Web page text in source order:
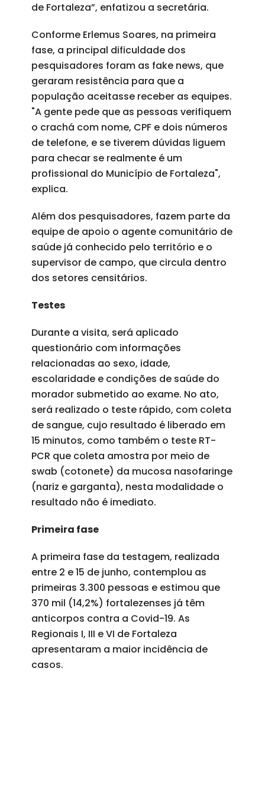
de Fortaleza”, enfatizou a secretária.
Conforme Erlemus Soares, na primeira
fase, a principal dificuldade dos
pesquisadores foram as fake news, que
geraram resistência para que a
população aceitasse receber as equipes.
"A gente pede que as pessoas verifiquem
o crachá com nome, CPF e dois números
de telefone, e se tiverem dúvidas liguem
para checar se realmente é um
profissional do Município de Fortaleza",
explica.
Além dos pesquisadores, fazem parte da
equipe de apoio o agente comunitário de
saúde já conhecido pelo território e o
supervisor de campo, que circula dentro
dos setores censitários.
Testes
Durante a visita, será aplicado
questionário com informações
relacionadas ao sexo, idade,
escolaridade e condições de saúde do
morador submetido ao exame. No ato,
será realizado o teste rápido, com coleta
de sangue, cujo resultado é liberado em
15 minutos, como também o teste RT-
PCR que coleta amostra por meio de
swab (cotonete) da mucosa nasofaringe
(nariz e garganta), nesta modalidade o
resultado não é imediato.
Primeira fase
A primeira fase da testagem, realizada
entre 2 e 15 de junho, contemplou as
primeiras 3.300 pessoas e estimou que
370 mil (14,2%) fortalezenses já têm
anticorpos contra a Covid-19. As
Regionais I, III e VI de Fortaleza
apresentaram a maior incidência de
casos.